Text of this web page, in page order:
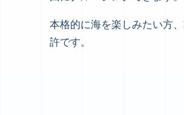
本格的に海を楽しみたい方
許です。